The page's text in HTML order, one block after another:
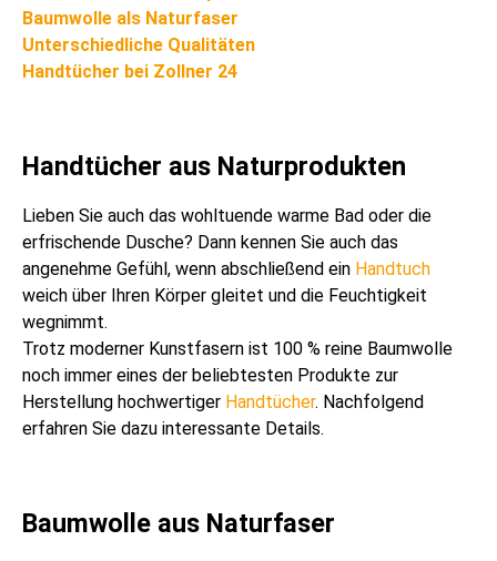
Baumwolle als Naturfaser
Unterschiedliche Qualitäten
Handtücher bei Zollner 24
Handtücher aus Naturprodukten
Lieben Sie auch das wohltuende warme Bad oder die
erfrischende Dusche? Dann kennen Sie auch das
angenehme Gefühl, wenn abschließend ein Handtuch
weich über Ihren Körper gleitet und die Feuchtigkeit
wegnimmt.
Trotz moderner Kunstfasern ist 100 % reine Baumwolle
noch immer eines der beliebtesten Produkte zur
Herstellung hochwertiger Handtücher. Nachfolgend
erfahren Sie dazu interessante Details.
Baumwolle aus Naturfaser